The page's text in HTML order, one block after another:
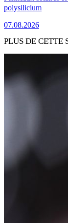
polysilicium
07.08.2026
PLUS DE CETTE